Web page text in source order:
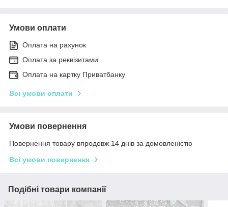
Умови оплати
Оплата на рахунок
Оплата за реквізитами
Оплата на картку Приватбанку
Всі умови оплати
Умови повернення
Повернення товару впродовж 14 днів за домовленістю
Всі умови повернення
Подібні товари компанії